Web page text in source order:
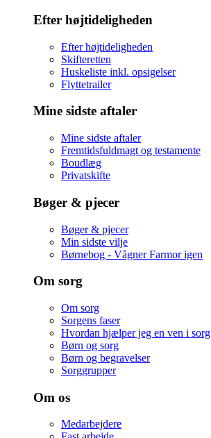
Efter højtideligheden
Efter højtideligheden
Skifteretten
Huskeliste inkl. opsigelser
Flyttetrailer
Mine sidste aftaler
Mine sidste aftaler
Fremtidsfuldmagt og testamente
Boudlæg
Privatskifte
Bøger & pjecer
Bøger & pjecer
Min sidste vilje
Børnebog - Vågner Farmor igen
Om sorg
Om sorg
Sorgens faser
Hvordan hjælper jeg en ven i sorg
Børn og sorg
Børn og begravelser
Sorggrupper
Om os
Medarbejdere